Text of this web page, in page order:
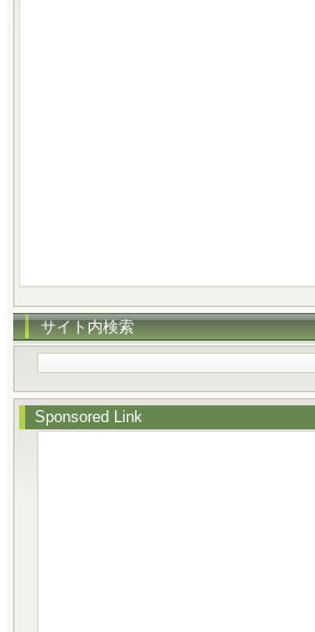
サイト内検索
Sponsored Link